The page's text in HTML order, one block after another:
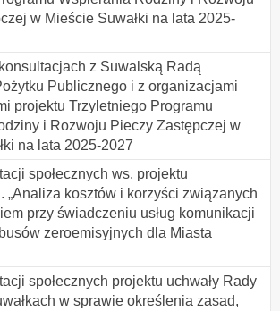
w Mieście Suwałki na lata 2025-
z Suwalską Radą
Publicznego i z organizacjami
projektu Trzyletniego Programu
i Rozwoju Pieczy Zastępczej w
na lata 2025-2027
społecznych ws. projektu
„Analiza kosztów i korzyści związanych
przy świadczeniu usług komunikacji
zeroemisyjnych dla Miasta
społecznych projektu uchwały Rady
w sprawie określenia zasad,